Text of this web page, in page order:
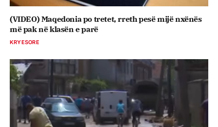
(VIDEO) Maqedonia po tretet, rreth pesë mijë nxënës
më pak në klasën e parë
KRYESORE